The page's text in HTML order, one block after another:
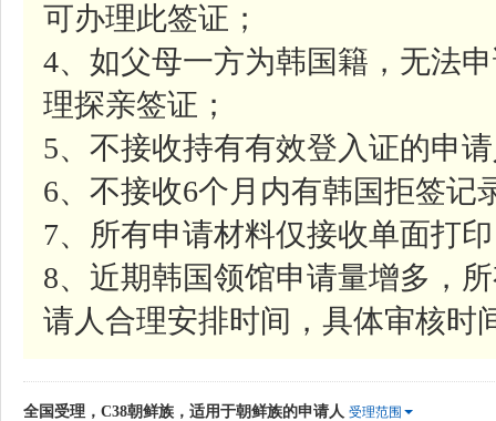
可办理此签证；
4、如父母一方为韩国籍，无法
理探亲签证；
5、不接收持有有效登入证的申
6、不接收6个月内有韩国拒签记
7、所有申请材料仅接收单面打
8、近期韩国领馆申请量增多，
请人合理安排时间，具体审核时
全国受理，C38朝鲜族，适用于朝鲜族的申请人 受理范围